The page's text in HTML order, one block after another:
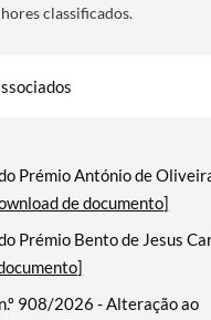
classificados.
Prémio António de
de documento]
Prémio Bento de Jesus
908/2026 - Alteração ao